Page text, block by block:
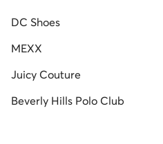
DC Shoes
MEXX
Juicy Couture
Beverly Hills Polo Club